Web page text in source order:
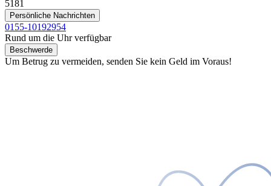
5181
Persönliche Nachrichten
0155-10192954
Rund um die Uhr verfügbar
Beschwerde
Um Betrug zu vermeiden, senden Sie kein Geld im Voraus!